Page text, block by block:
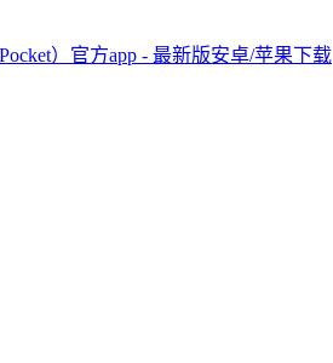
）官方app - 最新版安卓/苹果下载